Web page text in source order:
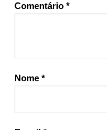
Comentário *
Nome *